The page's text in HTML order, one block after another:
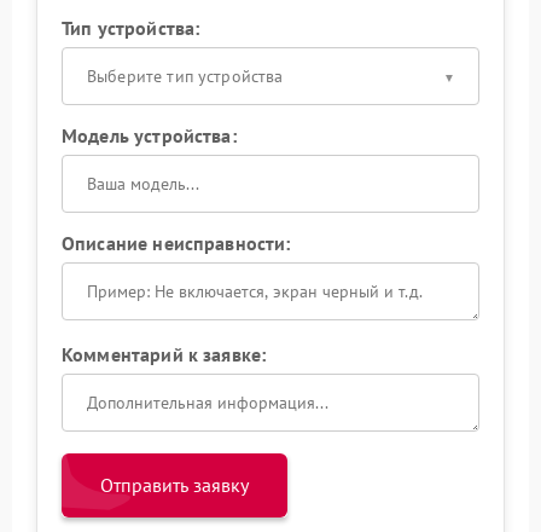
Тип устройства:
Выберите тип устройства
Модель устройства:
Описание неисправности:
Комментарий к заявке:
Отправить заявку